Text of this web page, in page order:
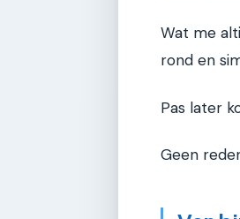
Wat me
rond en
Pas later
Geen